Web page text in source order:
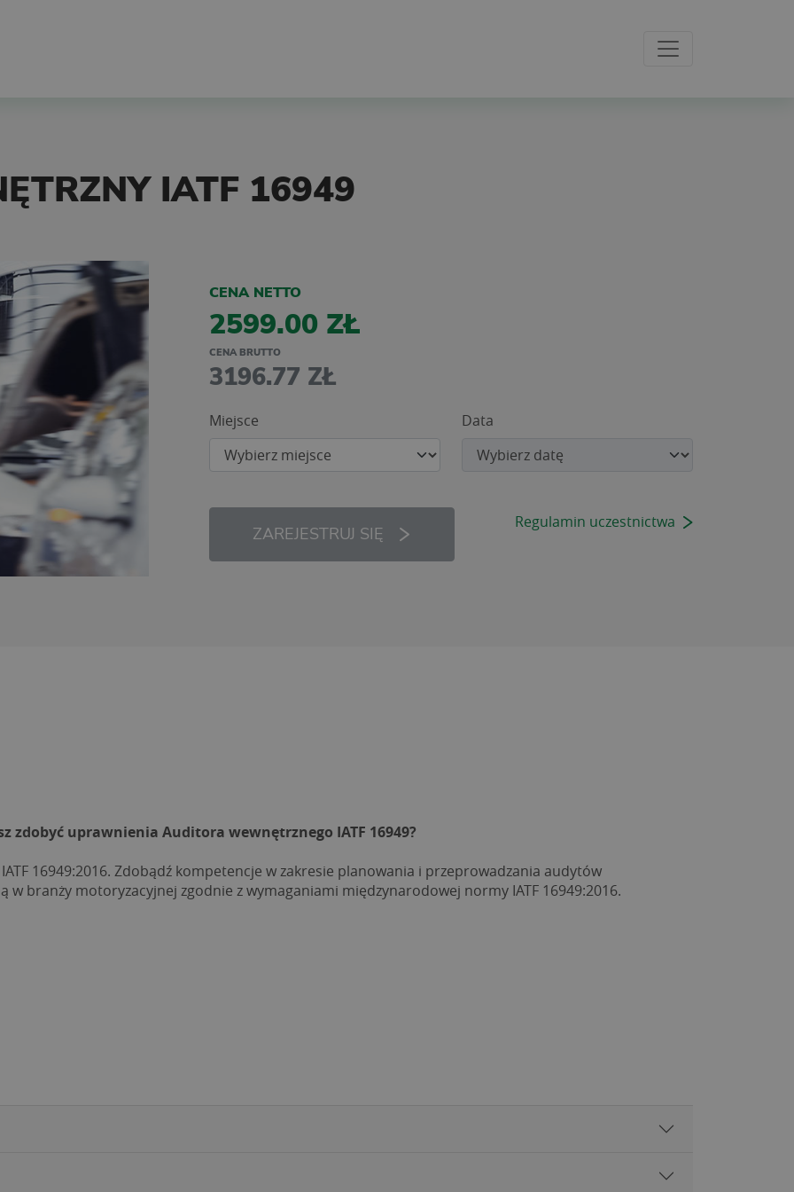
IATF 16949
CENA NETTO
2599.00 ZŁ
CENA BRUTTO
3196.77 ZŁ
Miejsce Data
ZAREJESTRUJ SIĘ
Regulamin uczestnictwa
zdobyć uprawnienia Auditora wewnętrznego IATF 16949?
16949:2016. Zdobądź kompetencje w zakresie planowania i przeprowadzania audytów
w branży motoryzacyjnej zgodnie z wymaganiami międzynarodowej normy IATF 16949:2016.